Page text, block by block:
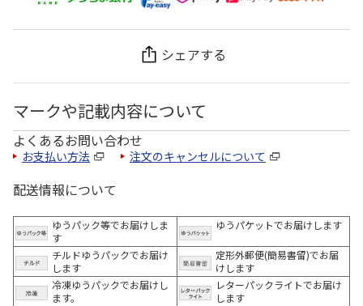
シェアする
マークや記載内容について
よくあるお問い合わせ
お支払い方法 注文のキャンセルについて
配送情報について
ゆうパック等でお届けしま
す
ゆうパケットでお届けします
チルドゆうパックでお届け
します
定形外郵便(簡易書留)でお届
けします
冷凍ゆうパックでお届けし
ます。
レターパックライトでお届け
します